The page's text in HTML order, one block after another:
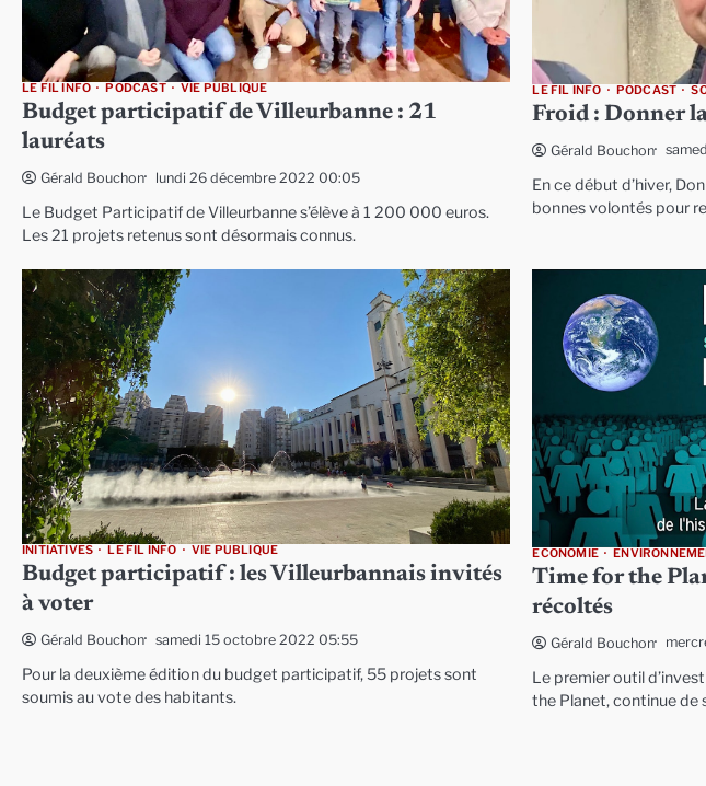
LE FIL INFO PODCAST VIE PUBLIQUE
Budget participatif de Villeurbanne : 21
lauréats
Gérald Bouchon lundi 26 décembre 2022 00:05
Le Budget Participatif de Villeurbanne s’élève à 1 200 000 euros.
Les 21 projets retenus sont désormais connus.
LE FIL INFO PODCAST
Froid : Donner
Gérald Bouchon
En ce début d’hiver,
bonnes volontés pour
INITIATIVES LE FIL INFO VIE PUBLIQUE
Budget participatif : les Villeurbannais invités
à voter
Gérald Bouchon samedi 15 octobre 2022 05:55
Pour la deuxième édition du budget participatif, 55 projets sont
soumis au vote des habitants.
ECONOMIE
Time for the
récoltés
Gérald Bouchon
Le premier outil
the Planet, continue de